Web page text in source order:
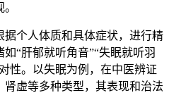
个人体质和具体症状，进行精
“肝郁就听角音”“失眠就听羽
性。以失眠为例，在中医辨证
虚等多种类型，其表现和治法